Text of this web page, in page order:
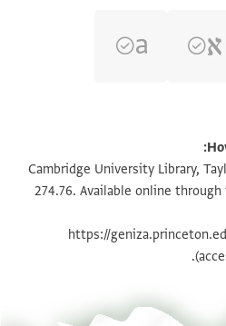
הגדל וסובב
Cambridge University Library,
274.76. Available online
https://